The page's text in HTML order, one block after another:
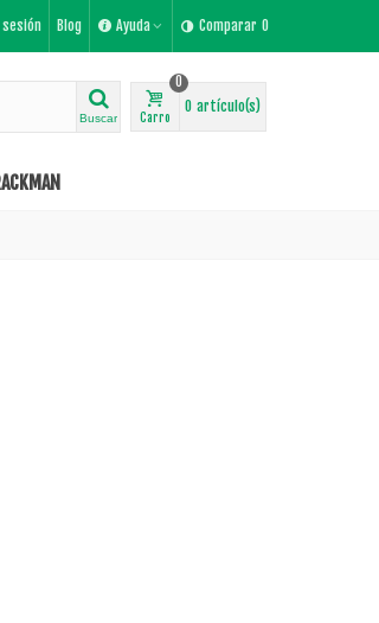
sesión Blog Ayuda Comparar 0
Buscar Carro
0
0 artículo(s)